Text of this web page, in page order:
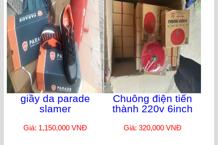
giầy da parade
slamer
Giá: 1,150,000 VNĐ
Chuông điện tiến
thành 220v 6inch
Giá: 320,000 VNĐ